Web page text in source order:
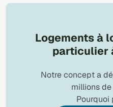
Logements à
particulier
Notre concept a
millions
Pourquoi